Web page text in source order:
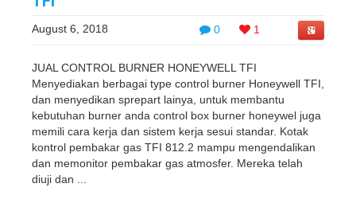
0 1
August 6, 2018
JUAL CONTROL BURNER HONEYWELL TFI
Menyediakan berbagai type control burner Honeywell TFI,
dan menyedikan sprepart lainya, untuk membantu
kebutuhan burner anda control box burner honeywel juga
memili cara kerja dan sistem kerja sesui standar. Kotak
kontrol pembakar gas TFI 812.2 mampu mengendalikan
dan memonitor pembakar gas atmosfer. Mereka telah
diuji dan ...